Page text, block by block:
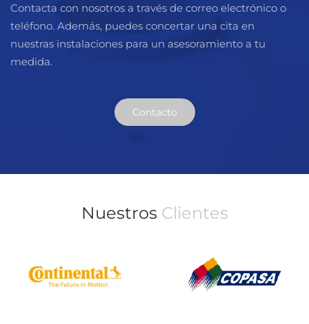
Contacta con nosotros a través de correo electrónico o
teléfono. Además, puedes concertar una cita en
nuestras instalaciones para un asesoramiento a tu
medida.
Contacto
Nuestros Clientes